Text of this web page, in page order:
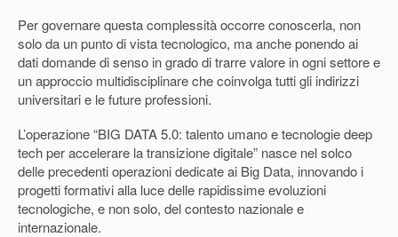
Per governare questa complessità occorre conoscerla, non
solo da un punto di vista tecnologico, ma anche ponendo ai
dati domande di senso in grado di trarre valore in ogni settore e
un approccio multidisciplinare che coinvolga tutti gli indirizzi
universitari e le future professioni.
L’operazione “BIG DATA 5.0: talento umano e tecnologie deep
tech per accelerare la transizione digitale” nasce nel solco
delle precedenti operazioni dedicate ai Big Data, innovando i
progetti formativi alla luce delle rapidissime evoluzioni
tecnologiche, e non solo, del contesto nazionale e
internazionale.